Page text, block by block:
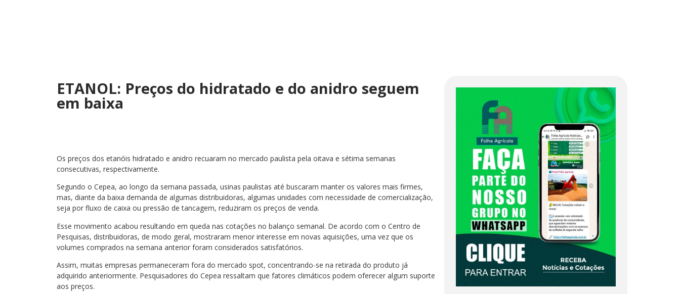
ETANOL: Preços do hidratado e do anidro seguem
em baixa
Os preços dos etanóis hidratado e anidro recuaram no mercado paulista pela oitava e sétima semanas
consecutivas, respectivamente.
Segundo o Cepea, ao longo da semana passada, usinas paulistas até buscaram manter os valores mais firmes,
mas, diante da baixa demanda de algumas distribuidoras, algumas unidades com necessidade de comercialização,
seja por fluxo de caixa ou pressão de tancagem, reduziram os preços de venda.
Esse movimento acabou resultando em queda nas cotações no balanço semanal. De acordo com o Centro de
Pesquisas, distribuidoras, de modo geral, mostraram menor interesse em novas aquisições, uma vez que os
volumes comprados na semana anterior foram considerados satisfatórios.
Assim, muitas empresas permaneceram fora do mercado spot, concentrando-se na retirada do produto já
adquirido anteriormente. Pesquisadores do Cepea ressaltam que fatores climáticos podem oferecer algum suporte
aos preços.